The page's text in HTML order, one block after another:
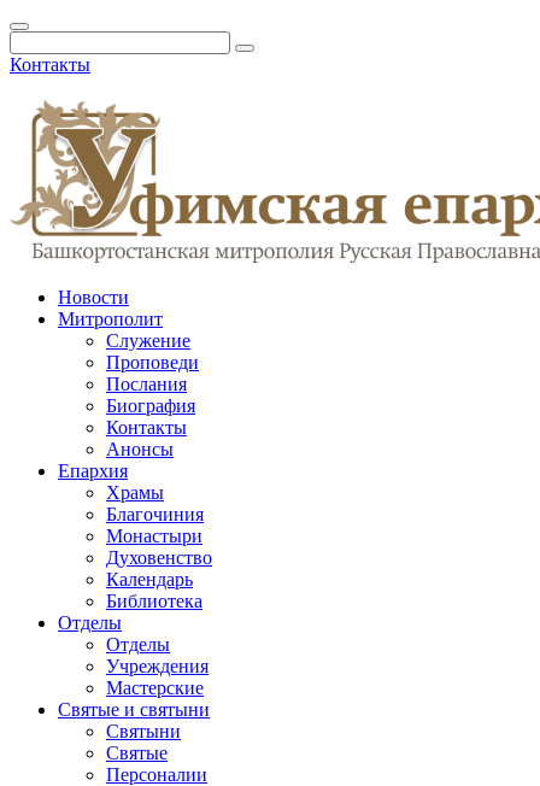
Контакты
Новости
Митрополит
Служение
Проповеди
Послания
Биография
Контакты
Анонсы
Епархия
Храмы
Благочиния
Монастыри
Духовенство
Календарь
Библиотека
Отделы
Отделы
Учреждения
Мастерские
Святые и святыни
Cвятыни
Cвятые
Персоналии